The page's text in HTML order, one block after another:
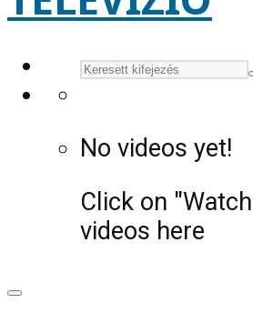
No videos yet!
Click on
videos here